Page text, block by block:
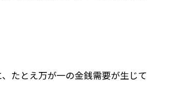
たとえ万が一の金銭需要が生じて